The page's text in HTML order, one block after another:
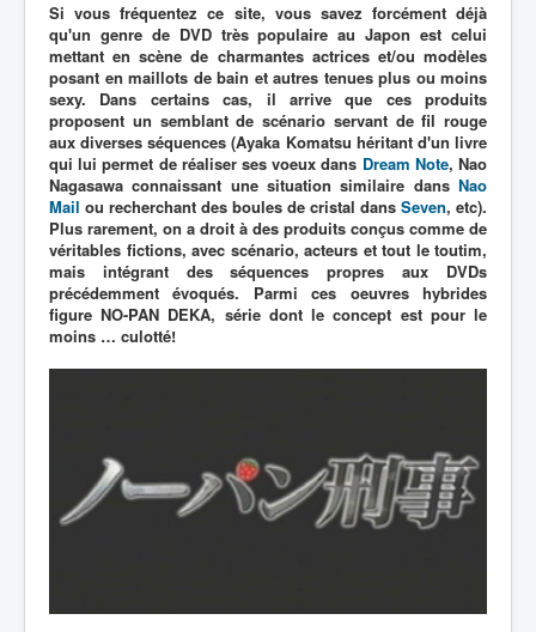
Si vous fréquentez ce site, vous savez forcément déjà
qu'un genre de DVD très populaire au Japon est celui
mettant en scène de charmantes actrices et/ou modèles
posant en maillots de bain et autres tenues plus ou moins
sexy. Dans certains cas, il arrive que ces produits
proposent un semblant de scénario servant de fil rouge
aux diverses séquences (Ayaka Komatsu héritant d'un livre
qui lui permet de réaliser ses voeux dans Dream Note, Nao
Nagasawa connaissant une situation similaire dans Nao
Mail ou recherchant des boules de cristal dans Seven, etc).
Plus rarement, on a droit à des produits conçus comme de
véritables fictions, avec scénario, acteurs et tout le toutim,
mais intégrant des séquences propres aux DVDs
précédemment évoqués. Parmi ces oeuvres hybrides
figure NO-PAN DEKA, série dont le concept est pour le
moins … culotté!